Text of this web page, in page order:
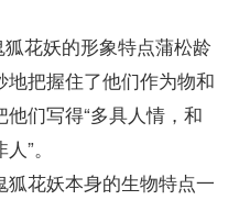
花妖的形象特点蒲松龄
把握住了他们作为物和
们写得“多具人情，和
”。
花妖本身的生物特点一